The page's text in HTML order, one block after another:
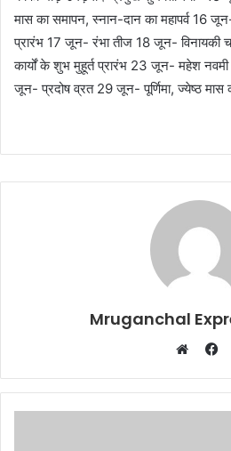
मास का समापन, स्नान-दान का महापर्व 16
प्रारंभ 17 जून- रंभा तीज 18 जून- विनायकी
कार्यों के शुभ मुहूर्त प्रारंभ 23 जून- महेश
जून- प्रदोष व्रत 29 जून- पूर्णिमा, ज्येष्ठ मास
Mruganchal